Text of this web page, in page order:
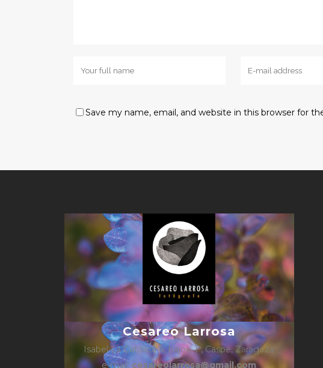
Save my name, email, and website in this browser for
Cesareo Larrosa
Isabel La Católica 4, bajos, 1º, Caspe, Zaragoza
e-mail: cesareolarrosa@gmail.com